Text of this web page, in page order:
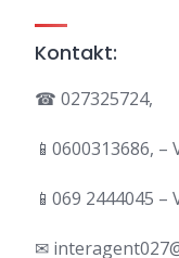
Kontakt:
☎ 027325724,
📱0600313686, –
📱069 2444045 –
✉